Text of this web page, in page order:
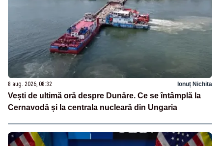
8 aug. 2026, 08:32 Ionuț Nichita
Vești de ultimă oră despre Dunăre. Ce se întâmplă la
Cernavodă și la centrala nucleară din Ungaria